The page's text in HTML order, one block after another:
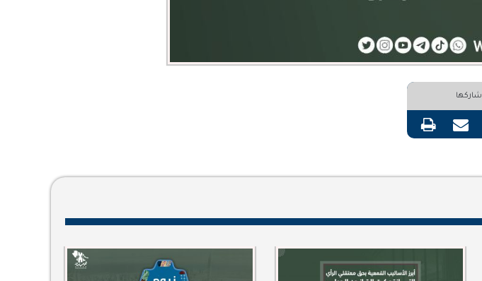
شاركها
تويتر مشاركة عبر البريد طباعة